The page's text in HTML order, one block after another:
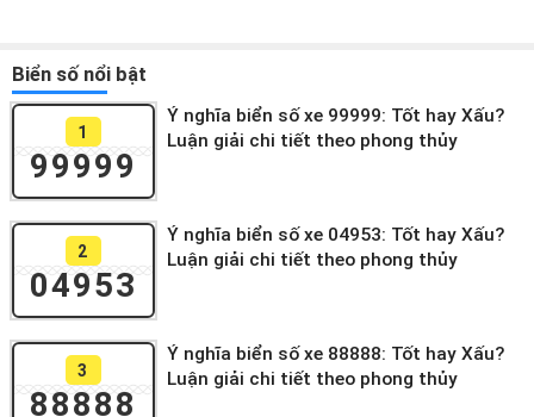
Biển số nổi bật
1
99999
Ý nghĩa biển số xe 99999: Tốt hay Xấu?
Luận giải chi tiết theo phong thủy
2
04953
Ý nghĩa biển số xe 04953: Tốt hay Xấu?
Luận giải chi tiết theo phong thủy
3
88888
Ý nghĩa biển số xe 88888: Tốt hay Xấu?
Luận giải chi tiết theo phong thủy